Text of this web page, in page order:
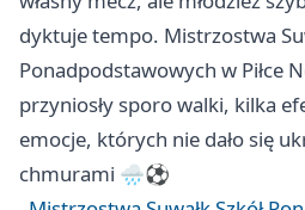
dyktuje tempo. Mistrzostwa
Ponadpodstawowych w Piłce
przyniosły sporo walki, kilka
emocje, których nie dało się
chmurami 🌧️⚽